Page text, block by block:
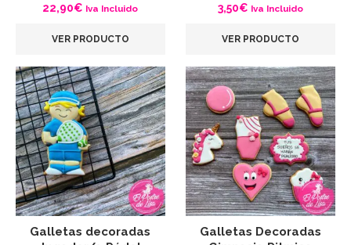
22,90€ Iva Incluido
VER PRODUCTO
3,50€ Iva Incluido
VER PRODUCTO
Galletas decoradas
Galletas Decoradas